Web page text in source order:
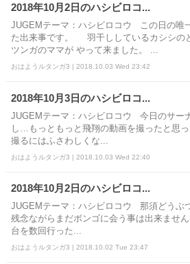
2018年10月2日のハシビロコ...
JUGEMテーマ：ハシビロコウ この日の唯
た出来事です。 羽干ししているカシシの
ツンガのママが やって来ました。 ...
おはようルタンガ3 | 2018.10.03 Wed 23:42
2018年10月3日のハシビロコ...
JUGEMテーマ：ハシビロコウ 今日のサー
し…もっともっと飛翔の動画を撮ったと思
撮るにはふさわしくな...
おはようルタンガ3 | 2018.10.03 Wed 22:40
2018年10月2日のハシビロコ...
JUGEMテーマ：ハシビロコウ 那須どうぶ
残念ながらまだボンゴに会う事は出来ませ
台を数回行った...
おはようルタンガ3 | 2018.10.02 Tue 23:47